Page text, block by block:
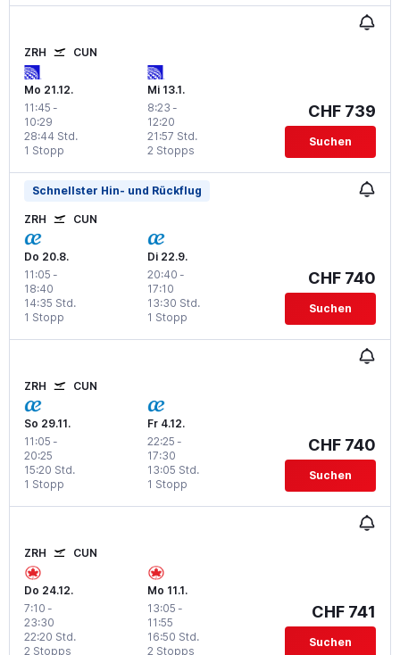
ZRH CUN
Mo 21.12.
11:45 -
10:29
1 Stopp
28:44 Std.
Mi 13.1.
8:23 -
12:20
2 Stopps
21:57 Std.
CHF 739
Suchen
Schnellster Hin- und Rückflug
ZRH CUN
Do 20.8.
11:05 -
18:40
1 Stopp
14:35 Std.
Di 22.9.
20:40 -
17:10
1 Stopp
13:30 Std.
CHF 740
Suchen
ZRH CUN
So 29.11.
11:05 -
20:25
1 Stopp
15:20 Std.
Fr 4.12.
22:25 -
17:30
1 Stopp
13:05 Std.
CHF 740
Suchen
ZRH CUN
Do 24.12.
7:10 -
23:30
2 Stopps
22:20 Std.
Mo 11.1.
13:05 -
11:55
2 Stopps
16:50 Std.
CHF 741
Suchen